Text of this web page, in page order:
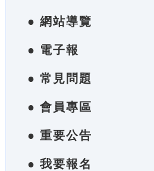
● 網站導覽
● 電子報
● 常見問題
● 會員專區
● 重要公告
● 我要報名